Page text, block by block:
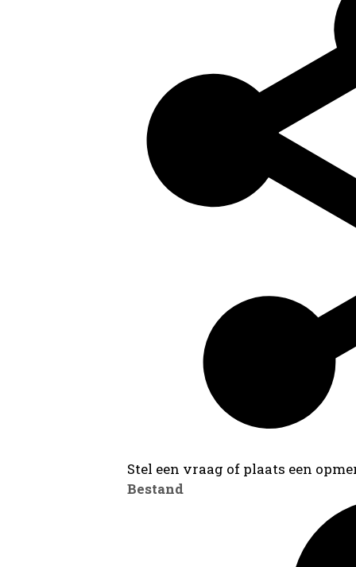
Stel een vraag of plaats een
Bestand